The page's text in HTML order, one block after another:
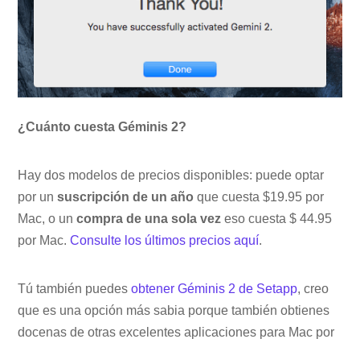
¿Cuánto cuesta Géminis 2?
Hay dos modelos de precios disponibles: puede optar
por unsuscripción de un año que cuesta $19.95 por
Mac, o uncompra de una sola vez eso cuesta $ 44.95
por Mac.Consulte los últimos precios aquí.
Tú también puedesobtener Géminis 2 de Setapp, creo
que es una opción más sabia porque también obtienes
docenas de otras excelentes aplicaciones para Mac por